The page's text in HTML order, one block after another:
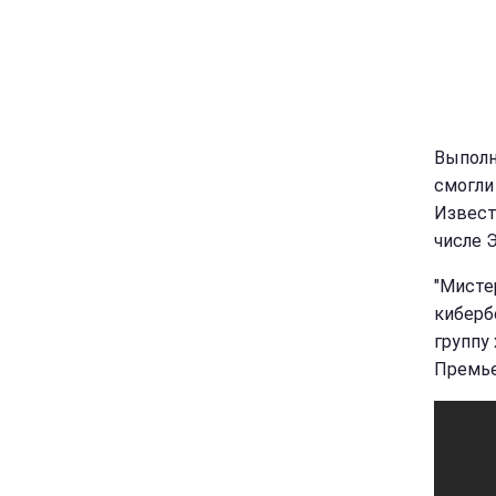
числе